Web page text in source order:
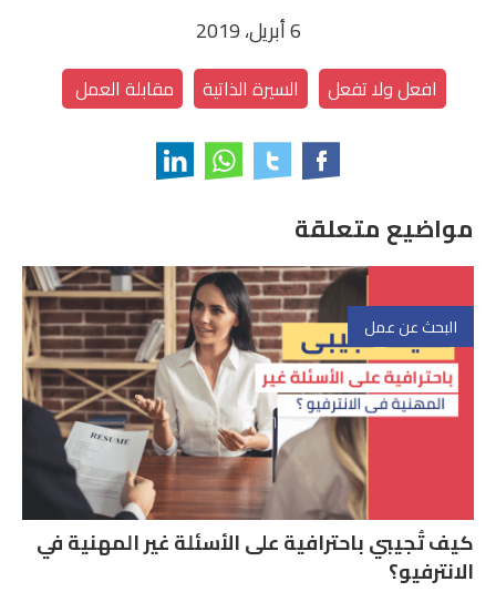
6 أبريل، 2019
افعل ولا تفعل السيرة الذاتية مقابلة العمل
مواضيع متعلقة
البحث عن عمل
كيف تُجيبي باحترافية على الأسئلة غير المهنية في
الانترفيو؟